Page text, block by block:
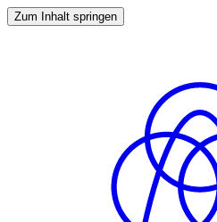
Zum Inhalt springen